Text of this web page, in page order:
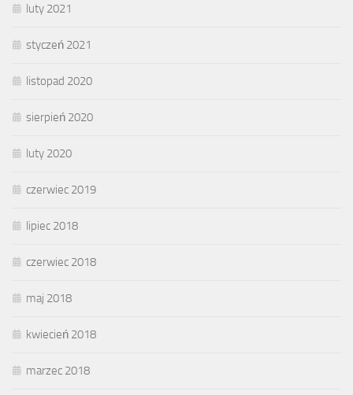
luty 2021
styczeń 2021
listopad 2020
sierpień 2020
luty 2020
czerwiec 2019
lipiec 2018
czerwiec 2018
maj 2018
kwiecień 2018
marzec 2018